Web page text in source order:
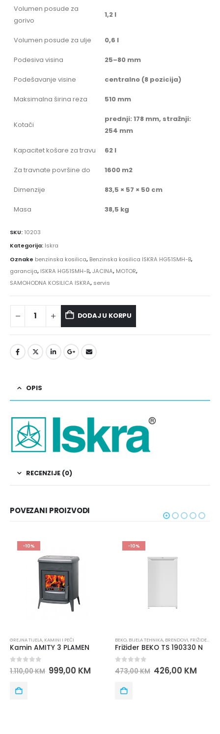
Volumen posude za
gorivo
1,2 l
Volumen posude za ulje 0,6 l
Podesiva visina 25–80 mm
Podešavanje visine centralno (8 pozicija)
Maksimalna širina reza 510 mm
Kotači
prednji: 178 mm, stražnji:
254 mm
Kapacitet košare za travu 62 l
Za travnate površine do 1600 m2
Dimenzije 83,5 × 57 × 50 cm
Masa 38,5 kg
SKU: 10203
Kategorija: Iskra
Oznake benzinska kosilica, Benzinska kosilica ISKRA HG51SMH-B,
garancija, ISKRA HG51SMH-B,JACINA, MOTOR,
SAMOHODNA KOSILICA ISKRA, servis
DODAJ U KORPU
OPIS
RECENZIJE (0)
POVEZANI PROIZVODI
,KAMINI I PEĆI
3 PLAMEN
5
KM 999,00 KM
BIJELA TEHNIKA,BRENDOVI,FRIŽIDERI
Frižider BEKO TS 190330 N
0 out of 5
473,00 KM 426,00 KM
BIJELA
0 out
658,00